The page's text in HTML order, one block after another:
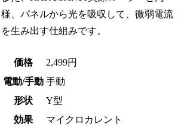
様、パネルから光を吸収して、微弱電流
を生み出す仕組みです。
価格
2,499円
電動/手動 手動
形状
Y型
効果
マイクロカレント